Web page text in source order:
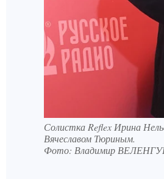
Солистка Reflex Ирина
Вячеславом Тюриным.
Фото: Владимир